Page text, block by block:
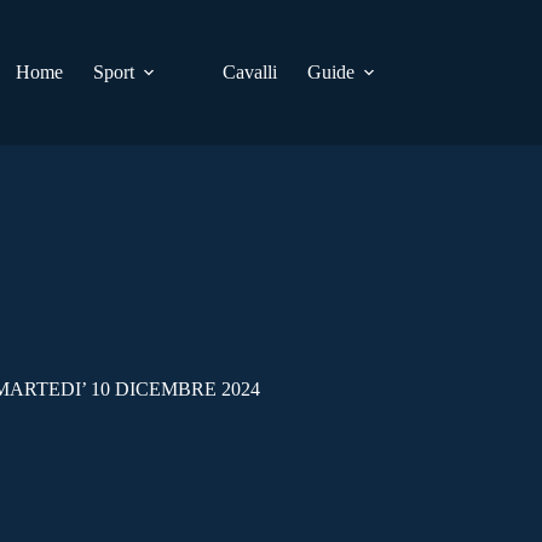
Home
Sport Cavalli Guide
10 DICEMBRE 2024